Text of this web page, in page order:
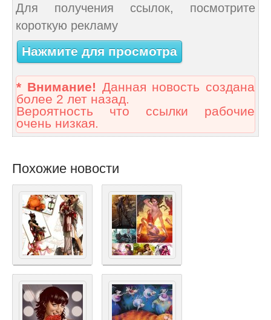
Для получения ссылок, посмотрите
короткую рекламу
Нажмите для просмотра
* Внимание! Данная новость создана
более 2 лет назад.
Вероятность что ссылки рабочие
очень низкая.
Похожие новости